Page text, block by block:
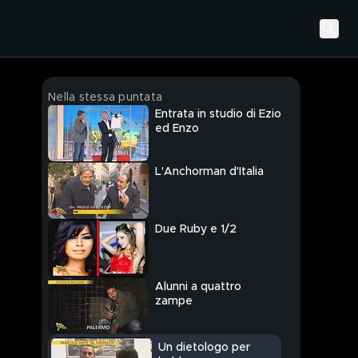
Nella stessa puntata
Entrata in studio di Ezio
ed Enzo
L'Anchorman d'Italia
Due Ruby e 1/2
Alunni a quattro
zampe
Un dietologo per